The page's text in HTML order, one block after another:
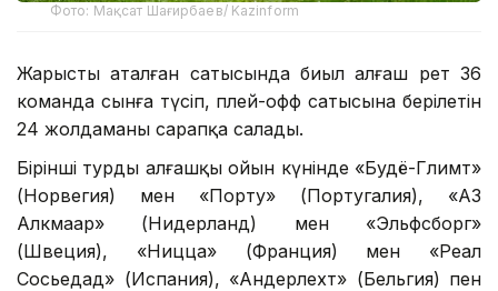
Фото: Мақсат Шағирбаев/ Kazinform
Жарыстың аталған сатысында биыл алғаш рет 36
команда сынға түсіп, плей-офф сатысына берілетін
24 жолдаманы сарапқа салады.
Бірінші турдың алғашқы ойын күнінде «Будё-Глимт»
(Норвегия) мен «Порту» (Португалия), «АЗ
Алкмаар» (Нидерланд) мен «Эльфсборг»
(Швеция), «Ницца» (Франция) мен «Реал
Сосьедад» (Испания), «Андерлехт» (Бельгия) пен